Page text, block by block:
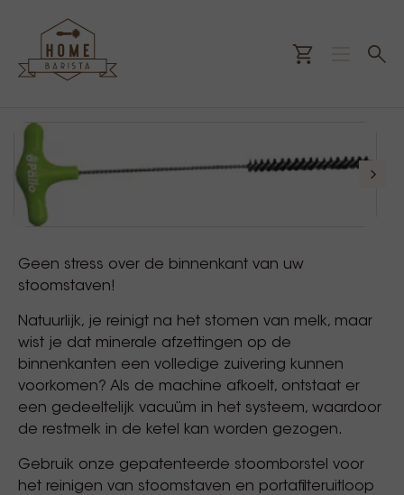
Geen stress over de binnenkant van uw
stoomstaven!
Natuurlijk, je reinigt na het stomen van melk, maar
wist je dat minerale afzettingen op de
binnenkanten een volledige zuivering kunnen
voorkomen? Als de machine afkoelt, ontstaat er
een gedeeltelijk vacuüm in het systeem, waardoor
de restmelk in de ketel kan worden gezogen.
Gebruik onze gepatenteerde stoomborstel voor
het reinigen van stoomstaven en portafilteruitloop